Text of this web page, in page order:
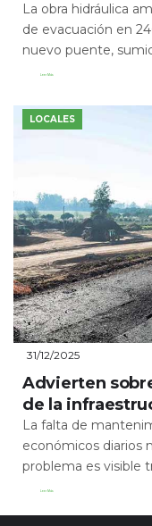
La obra hidráulica
de evacuación en
nuevo puente,
Leer Más
LOCALES
31/12/2025
Advierten
de la
La falta de
económicos diarios
problema es visible
Leer Más